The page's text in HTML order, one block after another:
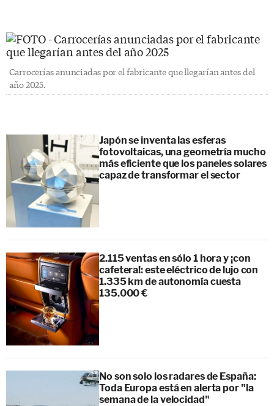
Carrocerías anunciadas por el fabricante que llegarían antes del
año 2025.
Japón se inventa las esferas
fotovoltaicas, una geometría mucho
más eficiente que los paneles solares
capaz de transformar el sector
2.115 ventas en sólo 1 hora y ¡con
cafetera!: este eléctrico de lujo con
1.335 km de autonomía cuesta
135.000 €
No son solo los radares de España:
Toda Europa está en alerta por "la
semana de la velocidad"